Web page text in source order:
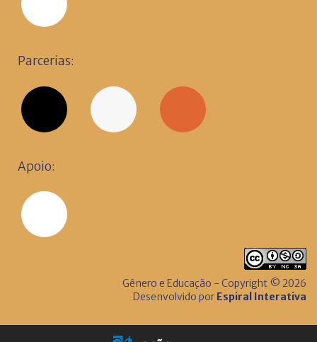
Parcerias:
Apoio:
Gênero e Educação - Copyright © 2026
Desenvolvido por Espiral Interativa